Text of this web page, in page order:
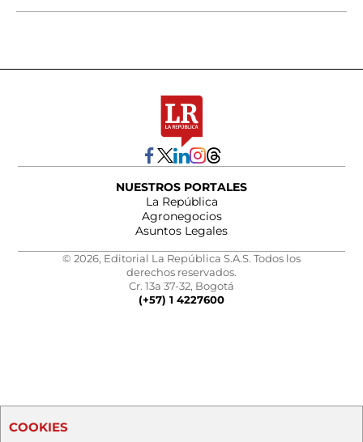
NUESTROS PORTALES
La República
Agronegocios
Asuntos Legales
© 2026, Editorial La República S.A.S. Todos los
derechos reservados.
Cr. 13a 37-32, Bogotá
(+57) 1 4227600
COOKIES